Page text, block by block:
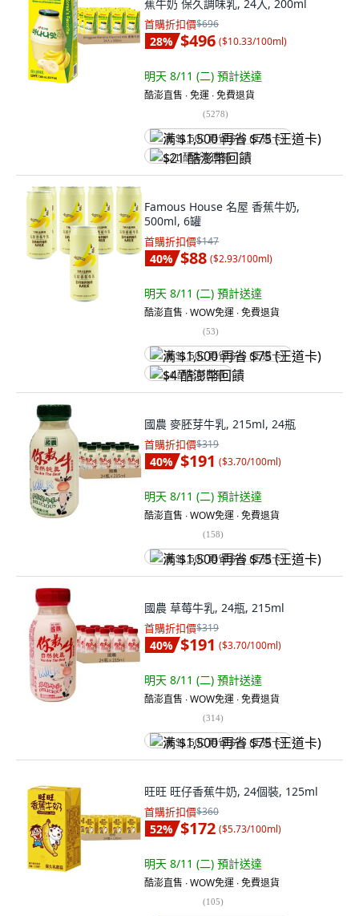
蕉牛奶 保久調味乳, 24入, 200ml
首購折扣價$696
28% $496 ($10.33/100ml)
明天 8/11 (二) 預計送達
酷澎直售 ∙ 免運 ∙ 免費退貨
(5278)
满 $1,500 再省 $75 (王道卡)
$21 酷澎幣回饋
Famous House 名屋 香蕉牛奶,
500ml, 6罐
首購折扣價$147
40% $88 ($2.93/100ml)
明天 8/11 (二) 預計送達
酷澎直售 ∙ WOW免運 ∙ 免費退貨
(53)
满 $1,500 再省 $75 (王道卡)
$4 酷澎幣回饋
國農 麥胚芽牛乳, 215ml, 24瓶
首購折扣價$319
40% $191 ($3.70/100ml)
明天 8/11 (二) 預計送達
酷澎直售 ∙ WOW免運 ∙ 免費退貨
(158)
满 $1,500 再省 $75 (王道卡)
國農 草莓牛乳, 24瓶, 215ml
首購折扣價$319
40% $191 ($3.70/100ml)
明天 8/11 (二) 預計送達
酷澎直售 ∙ WOW免運 ∙ 免費退貨
(314)
满 $1,500 再省 $75 (王道卡)
旺旺 旺仔香蕉牛奶, 24個裝, 125ml
首購折扣價$360
52% $172 ($5.73/100ml)
明天 8/11 (二) 預計送達
酷澎直售 ∙ WOW免運 ∙ 免費退貨
(105)